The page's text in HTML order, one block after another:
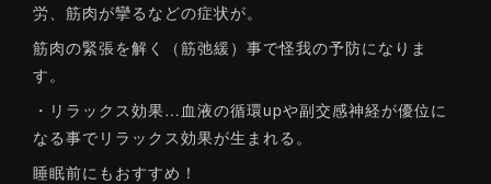
労、筋肉が攣るなどの症状が。
筋肉の緊張を解く（筋弛緩）事で怪我の予防になりま
す。
・リラックス効果…血液の循環upや副交感神経が優位に
なる事でリラックス効果が生まれる。
睡眠前にもおすすめ！